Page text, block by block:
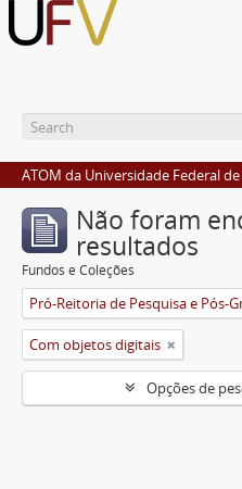
ATOM da Universidade Federal
Não foram
resultados
Fundos e Coleções
Com objetos digitais
Opções de